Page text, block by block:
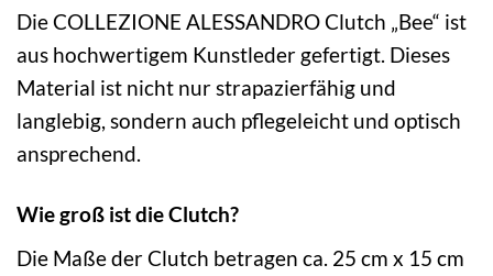
Die COLLEZIONE ALESSANDRO Clutch „Bee“ ist
aus hochwertigem Kunstleder gefertigt. Dieses
Material ist nicht nur strapazierfähig und
langlebig, sondern auch pflegeleicht und optisch
ansprechend.
Wie groß ist die Clutch?
Die Maße der Clutch betragen ca. 25 cm x 15 cm